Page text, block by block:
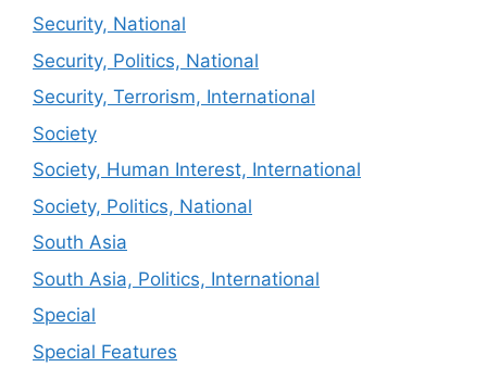
Security, National
Security, Politics, National
Security, Terrorism, International
Society
Society, Human Interest, International
Society, Politics, National
South Asia
South Asia, Politics, International
Special
Special Features